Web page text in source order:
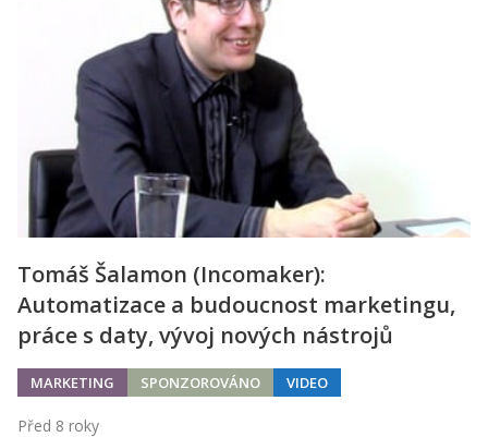
Tomáš Šalamon (Incomaker):
Automatizace a budoucnost marketingu,
práce s daty, vývoj nových nástrojů
MARKETING SPONZOROVÁNO VIDEO
Před 8 roky